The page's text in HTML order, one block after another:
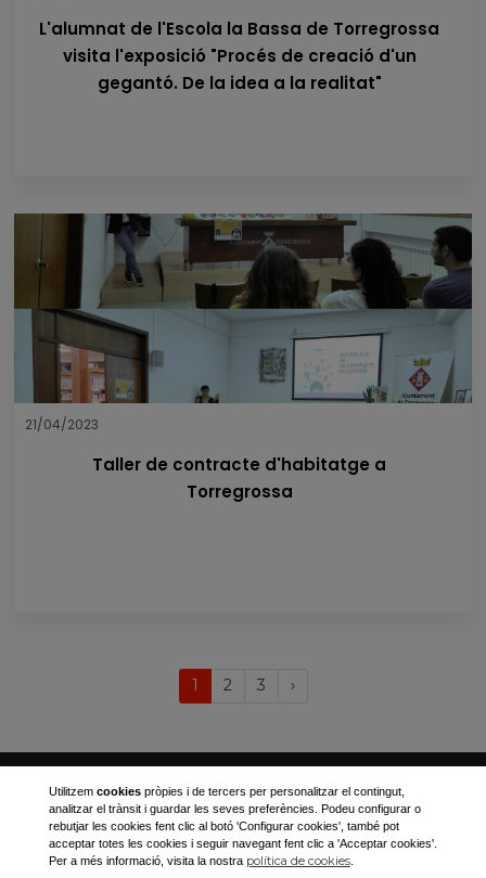
L'alumnat de l'Escola la Bassa de Torregrossa
visita l'exposició "Procés de creació d'un
gegantó. De la idea a la realitat"
21/04/2023
Taller de contracte d'habitatge a
Torregrossa
1 (current)
2 3 ›Próxima
Ajuntament de Torregrossa
Plaça Canalejas, 1
973 170 001
Utilitzem cookiespròpies i de tercers per personalitzar el contingut,
analitzar el trànsit i guardar les seves preferències. Podeu configurar o
rebutjar les cookies fent clic al botó 'Configurar cookies', també pot
acceptar totes les cookies i seguir navegant fent clic a 'Acceptar cookies'.
Per a més informació, visita la nostra política de cookies.